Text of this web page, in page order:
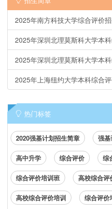
2025年南方科技大学综合评价
2025年上海纽约大学本科综合
热门标签
2020强基计划招生简章 强
高中升学 综合评价 综
综合评价培训班 高校综合评
高校综合评价培训 综合评价